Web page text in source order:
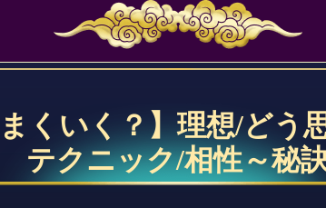
まくいく？】理想/どう
テクニック/相性～秘